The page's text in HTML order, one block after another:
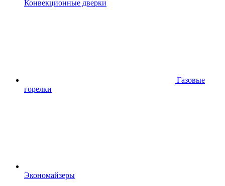
Конвекционные дверки
Газовые
горелки
Экономайзеры